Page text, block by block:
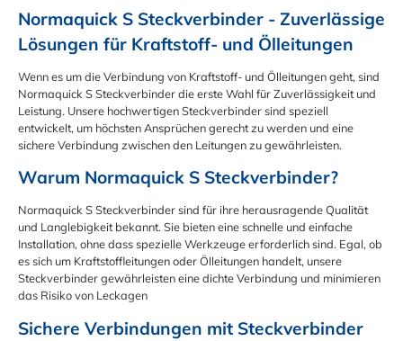
Normaquick S Steckverbinder - Zuverlässige
Lösungen für Kraftstoff- und Ölleitungen
Wenn es um die Verbindung von Kraftstoff- und Ölleitungen geht, sind
Normaquick S Steckverbinder die erste Wahl für Zuverlässigkeit und
Leistung. Unsere hochwertigen Steckverbinder sind speziell
entwickelt, um höchsten Ansprüchen gerecht zu werden und eine
sichere Verbindung zwischen den Leitungen zu gewährleisten.
Warum Normaquick S Steckverbinder?
Normaquick S Steckverbinder sind für ihre herausragende Qualität
und Langlebigkeit bekannt. Sie bieten eine schnelle und einfache
Installation, ohne dass spezielle Werkzeuge erforderlich sind. Egal, ob
es sich um Kraftstoffleitungen oder Ölleitungen handelt, unsere
Steckverbinder gewährleisten eine dichte Verbindung und minimieren
das Risiko von Leckagen
Sichere Verbindungen mit Steckverbinder